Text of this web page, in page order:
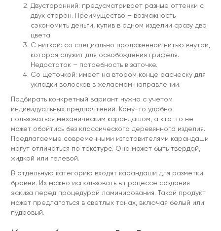
Двусторонний: предусматривает разные оттенки с
двух сторон. Преимущество – возможность
сэкономить деньги, купив в одном изделии сразу два
цвета.
С ниткой: со специально проложенной нитью внутри,
которая служит для освобождения грифеля.
Недостаток – потребность в заточке.
Со щеточкой: имеет на втором конце расческу для
укладки волосков в желаемом направлении.
Подбирать конкретный вариант нужно с учетом
индивидуальных предпочтений. Кому-то удобно
пользоваться механическим карандашом, а кто-то не
может обойтись без классического деревянного изделия.
Предлагаемые современными изготовителями карандаши
могут отличаться по текстуре. Она может быть твердой,
жидкой или гелевой.
В отдельную категорию входят карандаши для разметки
бровей. Их можно использовать в процессе создания
эскиза перед процедурой ламинирования. Такой продукт
может предлагаться в светлых тонах, включая белый или
пудровый.